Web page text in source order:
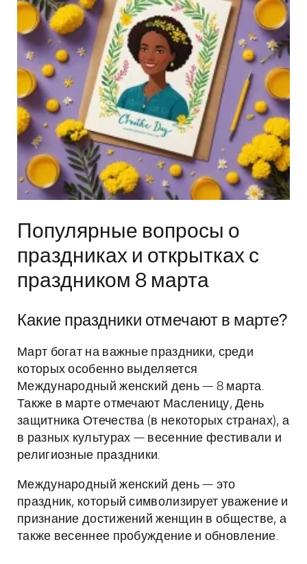
Популярные вопросы о
праздниках и открытках с
праздником 8 марта
Какие праздники отмечают в марте?
Март богат на важные праздники, среди
которых особенно выделяется
Международный женский день — 8 марта.
Также в марте отмечают Масленицу, День
защитника Отечества (в некоторых странах), а
в разных культурах — весенние фестивали и
религиозные праздники.
Международный женский день — это
праздник, который символизирует уважение и
признание достижений женщин в обществе, а
также весеннее пробуждение и обновление.